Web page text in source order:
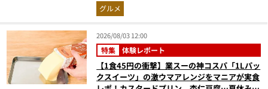
グルメ
2026/08/03 12:00
特集 体験レポート
【1食45円の衝撃】業スーの神コスパ「1Lパッ
クスイーツ」の激ウマアレンジをマニアが実食